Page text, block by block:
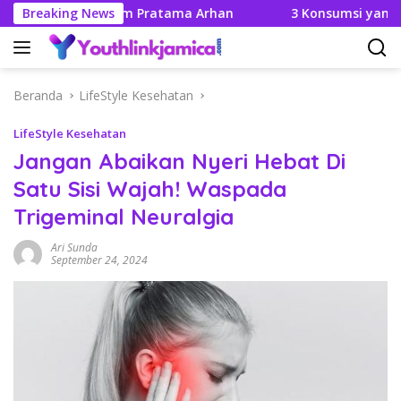
Langsung
ke
konten
Breaking News
Didalam Pratama Arhan 3 Konsumsi yang Tak Boleh
Beranda LifeStyle Kesehatan
LifeStyle Kesehatan
Jangan Abaikan Nyeri Hebat Di
Satu Sisi Wajah! Waspada
Trigeminal Neuralgia
Ari Sunda
September 24, 2024